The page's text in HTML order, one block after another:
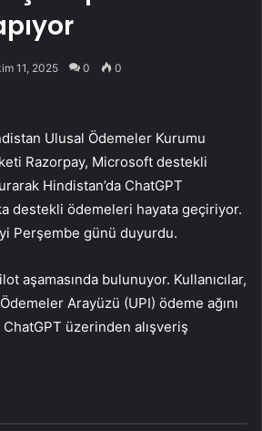
11, 2025 0 0
Ulusal Ödemeler Kurumu
Razorpay, Microsoft destekli
Hindistan’da ChatGPT
destekli ödemeleri hayata geçiriyor.
Perşembe günü duyurdu.
aşamasında bulunuyor. Kullanıcılar,
Arayüzü (UPI) ödeme ağını
üzerinden alışveriş